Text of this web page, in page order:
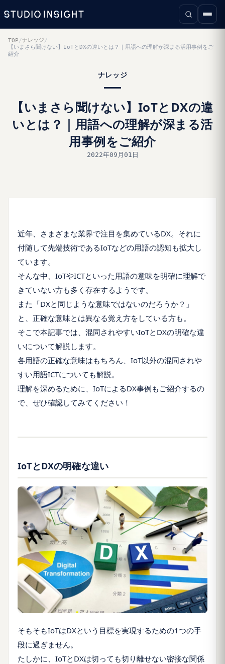
TOP /ナレッジ /
【いまさら聞けない】IoTとDXの違いとは？｜用語への理解が深まる活用事例をご
紹介
ナレッジ
【いまさら聞けない】IoTとDXの違
いとは？｜用語への理解が深まる活
用事例をご紹介
2022年09月01日
近年、さまざまな業界で注目を集めているDX。それに
付随して先端技術であるIoTなどの用語の認知も拡大し
ています。
そんな中、IoTやICTといった用語の意味を明確に理解で
きていない方も多く存在するようです。
また「DXと同じような意味ではないのだろうか？」
と、正確な意味とは異なる覚え方をしている方も。
そこで本記事では、混同されやすいIoTとDXの明確な違
いについて解説します。
各用語の正確な意味はもちろん、IoT以外の混同されや
すい用語ICTについても解説。
理解を深めるために、IoTによるDX事例もご紹介するの
で、ぜひ確認してみてください！
IoTとDXの明確な違い
そもそもIoTはDXという目標を実現するための1つの手
段に過ぎません。
たしかに、IoTとDXは切っても切り離せない密接な関係